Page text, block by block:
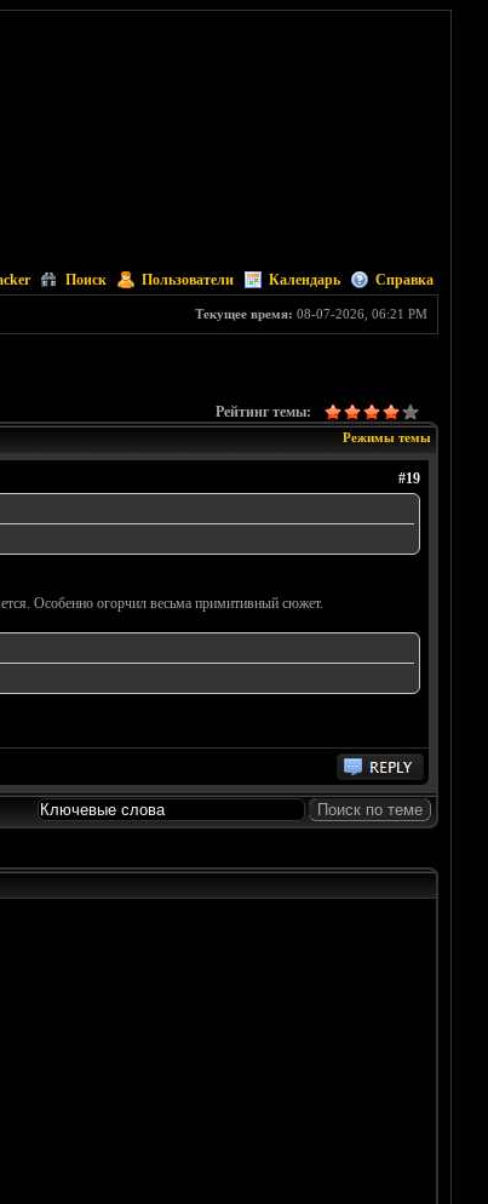
Поиск Пользователи Календарь Справка
Текущее время: 08-07-2026, 06:21 PM
Рейтинг темы:
Режимы темы
#19
Особенно огорчил весьма примитивный сюжет.